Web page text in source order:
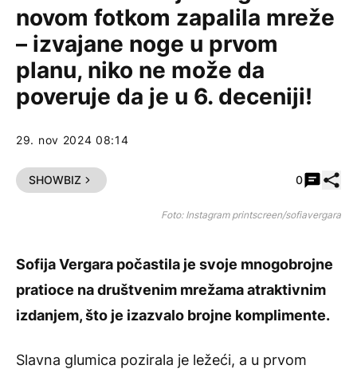
novom fotkom zapalila mreže
– izvajane noge u prvom
planu, niko ne može da
poveruje da je u 6. deceniji!
29. nov 2024 08:14
SHOWBIZ 0
Foto: Instagram printscreen/sofiavergara
Sofija Vergara počastila je svoje mnogobrojne
pratioce na društvenim mrežama atraktivnim
izdanjem, što je izazvalo brojne komplimente.
Slavna glumica pozirala je ležeći, a u prvom